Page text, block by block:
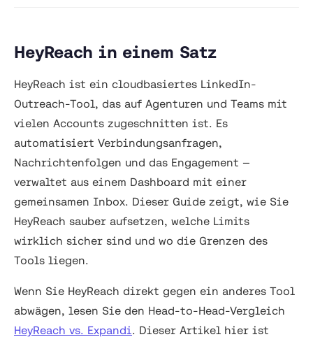
HeyReach in einem Satz
HeyReach ist ein cloudbasiertes LinkedIn-
Outreach-Tool, das auf Agenturen und Teams mit
vielen Accounts zugeschnitten ist. Es
automatisiert Verbindungsanfragen,
Nachrichtenfolgen und das Engagement —
verwaltet aus einem Dashboard mit einer
gemeinsamen Inbox. Dieser Guide zeigt, wie Sie
HeyReach sauber aufsetzen, welche Limits
wirklich sicher sind und wo die Grenzen des
Tools liegen.
Wenn Sie HeyReach direkt gegen ein anderes Tool
abwägen, lesen Sie den Head-to-Head-Vergleich
HeyReach vs. Expandi. Dieser Artikel hier ist